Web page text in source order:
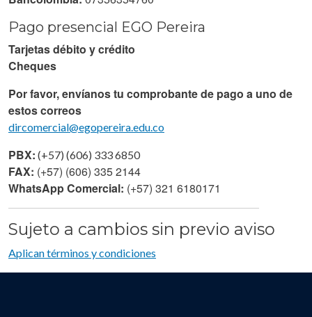
Pago presencial EGO Pereira
Tarjetas débito y crédito
Cheques
Por favor, envíanos tu comprobante de pago a uno de
estos correos
dircomercial@egopereira.edu.co
PBX: (+57) (606) 333 6850
FAX: (+57) (606) 335 2144
WhatsApp Comercial: (+57) 321 6180171
Sujeto a cambios sin previo aviso
Aplican términos y condiciones